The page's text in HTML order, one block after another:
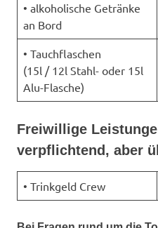
• alkoholische Getränke
an Bord
• Tauchflaschen
(15l / 12l Stahl- oder 15l
Alu-Flasche)
Freiwillige
verpflichtend, aber
• Trinkgeld Crew